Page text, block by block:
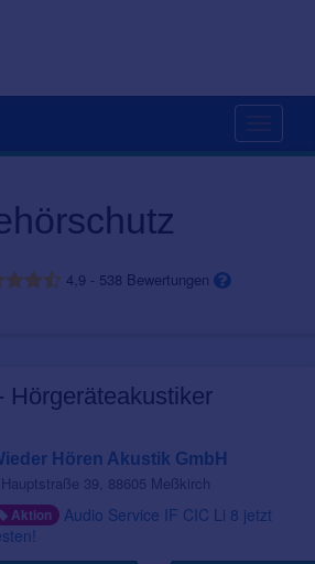
4,9 - 538 Bewertungen
Hörgeräteakustiker
Hören Akustik GmbH
39, 88605 Meßkirch
Aktion Audio Service IF CIC Li 8 jetzt